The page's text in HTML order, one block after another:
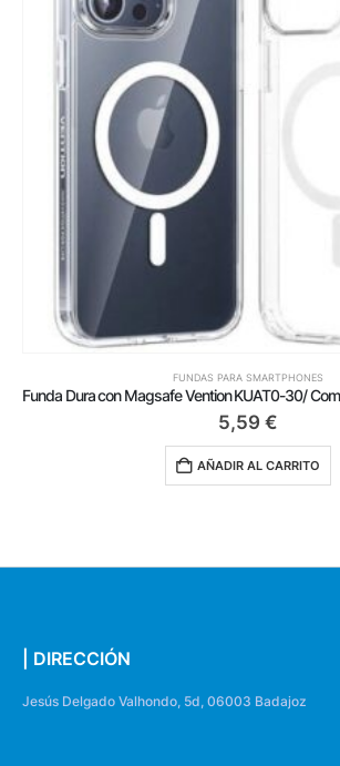
FUNDAS PARA SMARTPHONES
5,59 €
AÑADIR AL CARRITO
| DIRECCIÓN
Jesús Delgado Valhondo, 5d, 06003 Badajoz